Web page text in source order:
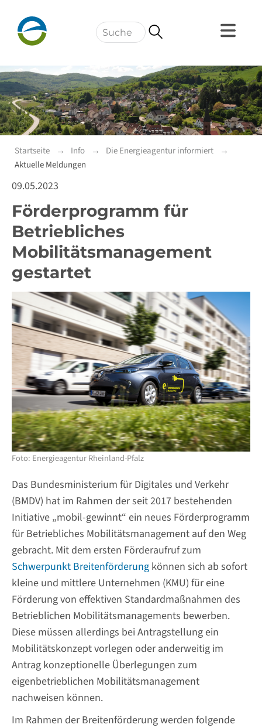
Navigation
Startseite Info
Die Energieagentur informiert
Aktuelle Meldungen
09.05.2023
Förderprogramm für
Betriebliches
Mobilitätsmanagement
gestartet
Foto: Energieagentur Rheinland-Pfalz
Das Bundesministerium für Digitales und Verkehr
(BMDV) hat im Rahmen der seit 2017 bestehenden
Initiative „mobil-gewinnt“ ein neues Förderprogramm
für Betriebliches Mobilitätsmanagement auf den Weg
gebracht. Mit dem ersten Förderaufruf zum
Schwerpunkt Breitenförderung können sich ab sofort
kleine und mittlere Unternehmen (KMU) für eine
Förderung von effektiven Standardmaßnahmen des
Betrieblichen Mobilitätsmanagements bewerben.
Diese müssen allerdings bei Antragstellung ein
Mobilitätskonzept vorlegen oder anderweitig im
Antrag konzeptionelle Überlegungen zum
eigenbetrieblichen Mobilitätsmanagement
nachweisen können.
Im Rahmen der Breitenförderung werden folgende